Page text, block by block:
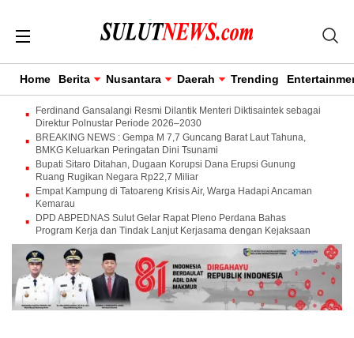
Home Berita Nusantara Daerah Trending
Ferdinand Gansalangi Resmi Dilantik Menteri Diktisaintek sebagai
Direktur Polnustar Periode 2026–2030
BREAKING NEWS : Gempa M 7,7 Guncang Barat Laut Tahuna,
BMKG Keluarkan Peringatan Dini Tsunami
Bupati Sitaro Ditahan, Dugaan Korupsi Dana Erupsi Gunung
Ruang Rugikan Negara Rp22,7 Miliar
Empat Kampung di Tatoareng Krisis Air, Warga Hadapi Ancaman
Kemarau
DPD ABPEDNAS Sulut Gelar Rapat Pleno Perdana Bahas
Program Kerja dan Tindak Lanjut Kerjasama dengan Kejaksaan